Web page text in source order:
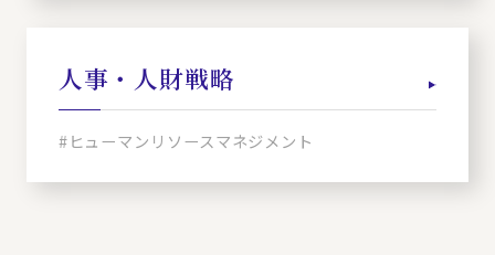
人事・人財戦略
#ヒューマンリソースマネジメント